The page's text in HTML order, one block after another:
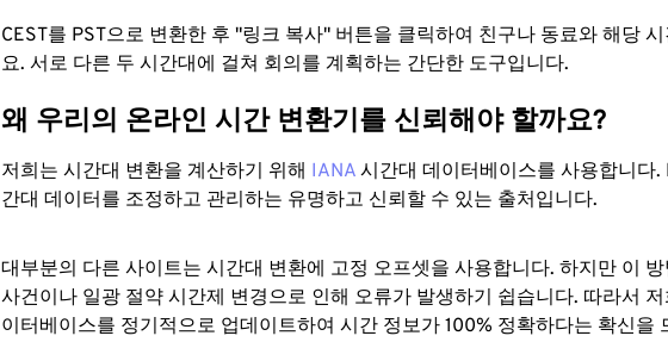
CEST를 PST으로 변환한 후 "링크 복사" 버튼을 클릭하여 친구나 동료와 해당 시
요. 서로 다른 두 시간대에 걸쳐 회의를 계획하는 간단한 도구입니다.
왜 우리의 온라인 시간 변환기를 신뢰해야 할까요?
저희는 시간대 변환을 계산하기 위해 IANA 시간대 데이터베이스를 사용합니다.
간대 데이터를 조정하고 관리하는 유명하고 신뢰할 수 있는 출처입니다.
대부분의 다른 사이트는 시간대 변환에 ​​고정 오프셋을 사용합니다. 하지만 이
사건이나 일광 절약 시간제 변경으로 인해 오류가 발생하기 쉽습니다. 따라서 저
이터베이스를 정기적으로 업데이트하여 시간 정보가 100% 정확하다는 확신을